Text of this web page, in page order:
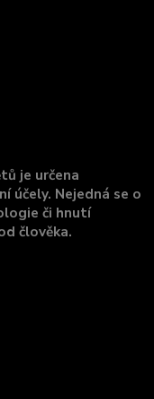
je určena
účely. Nejedná se o
či hnutí
člověka.